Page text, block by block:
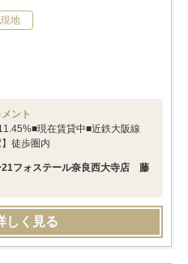
地
ント
現在賃貸中■近鉄大阪線
】徒歩圏内
21フォステール奈良西大寺店 藤
しく見る